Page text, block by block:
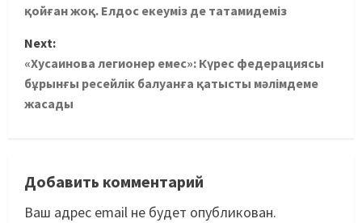
қойған жоқ. Елдос екеуміз де татамидеміз
Next:
«Хусаинова легионер емес»: Күрес федерациясы
бұрынғы ресейлік балуанға қатысты мәлімдеме
жасады
Добавить комментарий
Ваш адрес email не будет опубликован.